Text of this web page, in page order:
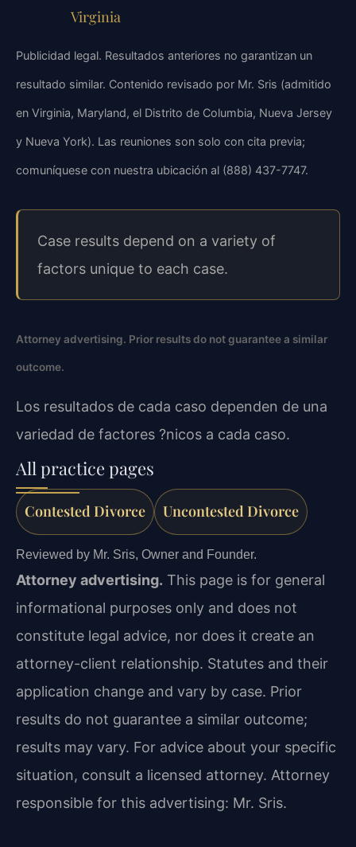
Virginia
Publicidad legal. Resultados anteriores no garantizan un
resultado similar. Contenido revisado por Mr. Sris (admitido
en Virginia, Maryland, el Distrito de Columbia, Nueva Jersey
y Nueva York). Las reuniones son solo con cita previa;
comuníquese con nuestra ubicación al (888) 437-7747.
Case results depend on a variety of
factors unique to each case.
Attorney advertising. Prior results do not guarantee a similar
outcome.
Los resultados de cada caso dependen de una
variedad de factores ?nicos a cada caso.
All practice pages
Contested Divorce Uncontested Divorce
Reviewed by Mr. Sris, Owner and Founder.
Attorney advertising. This page is for general
informational purposes only and does not
constitute legal advice, nor does it create an
attorney-client relationship. Statutes and their
application change and vary by case. Prior
results do not guarantee a similar outcome;
results may vary. For advice about your specific
situation, consult a licensed attorney. Attorney
responsible for this advertising: Mr. Sris.